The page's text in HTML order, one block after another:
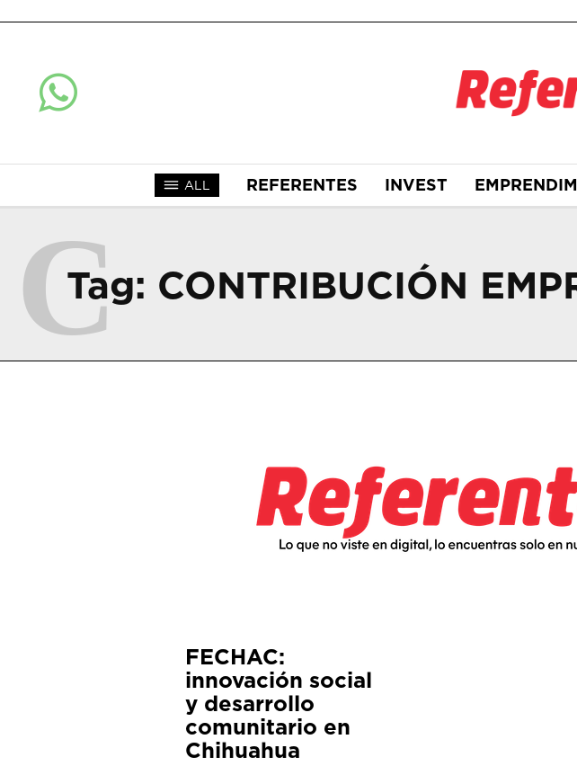
ALL REFERENTES INVEST
Tag: CONTRIBUCIÓN
C
FECHAC:
innovación social
y desarrollo
comunitario en
Chihuahua